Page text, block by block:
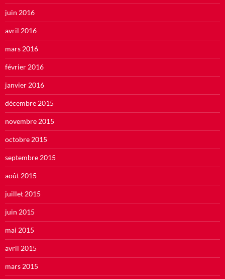
juin 2016
avril 2016
mars 2016
février 2016
janvier 2016
décembre 2015
novembre 2015
octobre 2015
septembre 2015
août 2015
juillet 2015
juin 2015
mai 2015
avril 2015
mars 2015